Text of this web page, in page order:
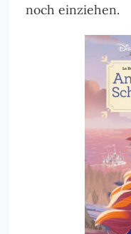
noch einziehen.